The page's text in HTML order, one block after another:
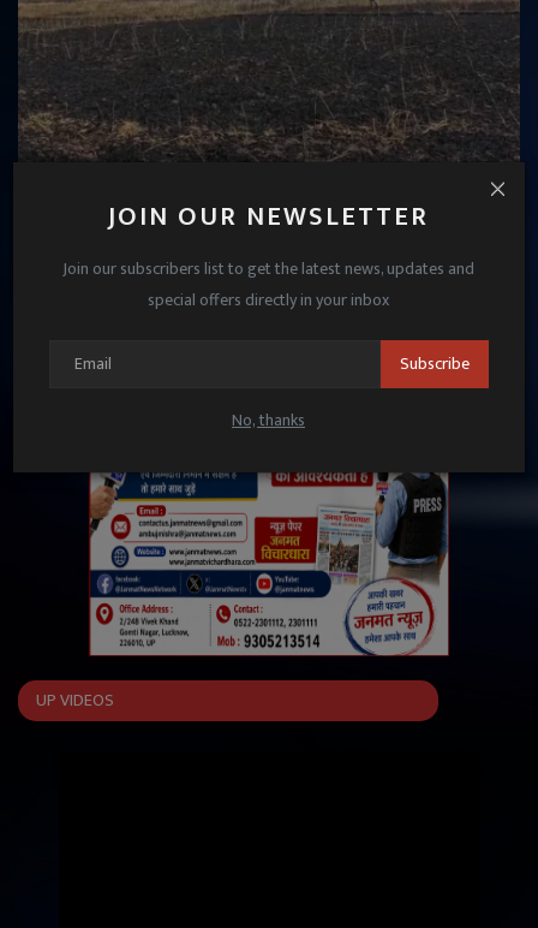
JOIN OUR NEWSLETTER
Join our subscribers list to get the latest news, updates and
special offers directly in your inbox
Subscribe
No, thanks
फसल जलकर राख
Janmat News Mar 31, 2026
UP VIDEOS